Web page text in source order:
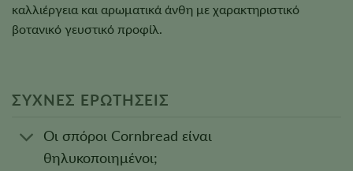
καλλιέργεια και αρωματικά άνθη με χαρακτηριστικό
βοτανικό γευστικό προφίλ.
ΣΥΧΝΕΣ ΕΡΩΤΗΣΕΙΣ
Οι σπόροι Cornbread είναι
θηλυκοποιημένοι;